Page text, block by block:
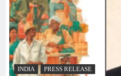
INDIA PRESS RELEASE